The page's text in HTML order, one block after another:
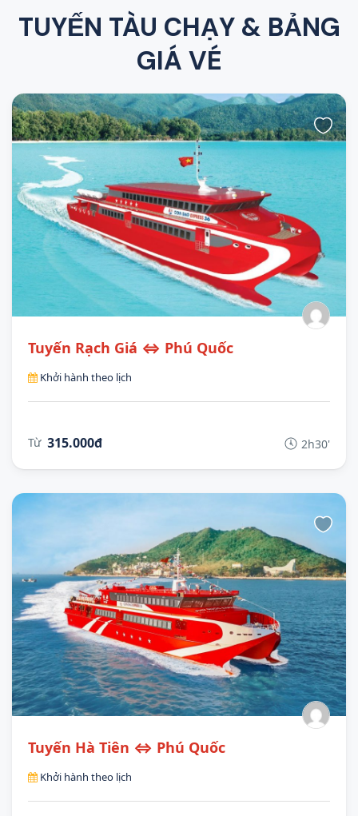
TUYẾN TÀU CHẠY & BẢNG
GIÁ VÉ
Tuyến Rạch Giá ⇔ Phú Quốc
Khởi hành theo lịch
Từ 315.000đ 2h30'
Tuyến Hà Tiên ⇔ Phú Quốc
Khởi hành theo lịch